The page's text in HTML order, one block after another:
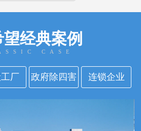
经典案例
CASE
厂 政府除四害 连锁企业